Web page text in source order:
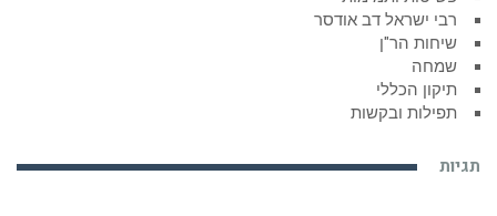
רבי ישראל דב אודסר
שיחות הר"ן
שמחה
תיקון הכללי
תפילות ובקשות
תגיות